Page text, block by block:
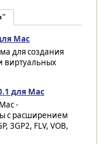
Mac
для создания
виртуальных
для Mac
-
с расширением
3GP2, FLV, VOB,